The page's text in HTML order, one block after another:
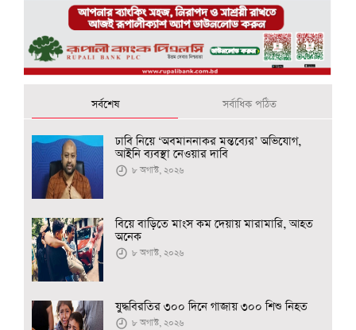
সর্বশেষ সর্বাধিক পঠিত
ঢাবি নিয়ে ‘অবমাননাকর মন্তব্যের’ অভিযোগ,
আইনি ব্যবস্থা নেওয়ার দাবি
৮ অগাস্ট, ২০২৬
বিয়ে বাড়িতে মাংস কম দেয়ায় মারামারি, আহত
অনেক
৮ অগাস্ট, ২০২৬
যুদ্ধবিরতির ৩০০ দিনে গাজায় ৩০০ শিশু নিহত
৮ অগাস্ট, ২০২৬